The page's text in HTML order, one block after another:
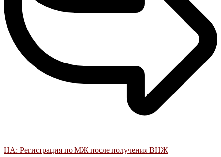
НА: Регистрация по МЖ после получения ВНЖ